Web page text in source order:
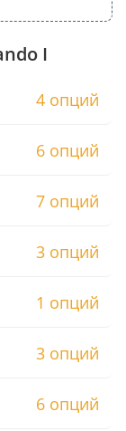
I
4 опций
6 опций
7 опций
3 опций
1 опций
3 опций
6 опций